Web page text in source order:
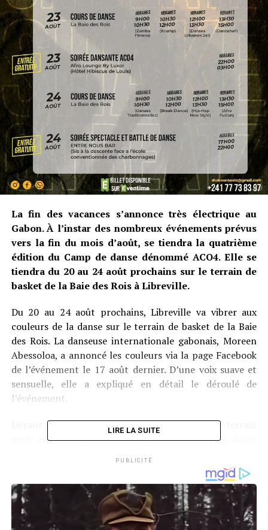
La fin des vacances s’annonce très électrique au
Gabon. À l’instar des nombreux événements prévus
vers la fin du mois d’août, se tiendra la quatrième
édition du Camp de danse dénommé ACO4. Elle se
tiendra du 20 au 24 août prochains sur le terrain de
basket de la Baie des Rois à Libreville.
Du 20 au 24 août prochains, Libreville va vibrer aux
couleurs de la danse sur le terrain de basket de la Baie
des Rois. La danseuse internationale gabonais, Moreen
Abessoloa, a annoncé les couleurs via la page Facebook
de l’événement le 17 août dernier. D’une voix suave et
sensuelle, elle a expliqué en détail le déroulé de
l’événement.
Durant cinq jours, 12 professeurs seront sur le terrain
pour exposer 12 styles de danse. Des cours de danse
présents. Des battles de feu sont également prévus,
sans oublier les soirées au cinéma, dansantes et
conclues par des prestations artistiques. Les
inscriptions sont disponibles au 077738397.
LIRE LA SUITE
PUBLICITÉ